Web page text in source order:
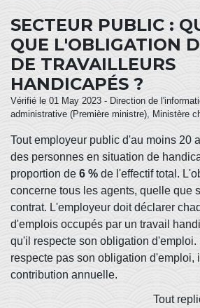
SECTEUR PUBLIC :
QUE L'OBLIGATION
DE TRAVAILLEURS
HANDICAPÉS ?
Vérifié le 01 May 2023 - Direction de
administrative (Première ministre), Ministère
Tout employeur public d'au moins 20
des personnes en situation de
proportion de 6 % de l'effectif total.
concerne tous les agents, quelle que
contrat. L'employeur doit déclarer
d'emplois occupés par un travail
qu'il respecte son obligation
respecte pas son obligation d'emploi,
contribution annuelle.
Tout